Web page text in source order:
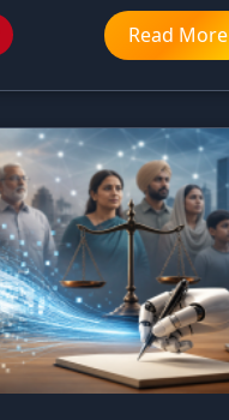
Read More